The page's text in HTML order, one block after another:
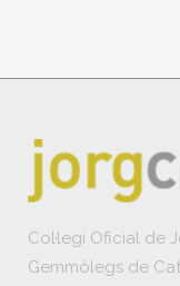
Col·legi Oficial de
Gemmòlegs de